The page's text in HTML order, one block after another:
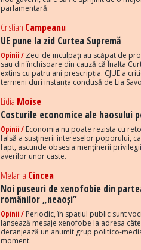
parlamentară.
Cristian Campeanu
UE pune la zid Curtea Supremă
Opinii / Zeci de inculpați au scăpat de
sau din închisoare din cauză că Înalta
extins cu patru ani prescripția. CJUE a
termeni duri instanța condusă de Lia
Lidia Moise
Costurile economice ale haosului
Opinii / Economia nu poate rezista cu
falsă a susținerii intereselor poporului,
fapt, ascunde obsesia menținerii
averilor unor caste.
Melania Cincea
Noi puseuri de xenofobie din
românilor „neaoși”
Opinii / Periodic, în spațiul public sunt
lansează mesaje xenofobe la adresa
deranjează un anumit grup politico-
moment.